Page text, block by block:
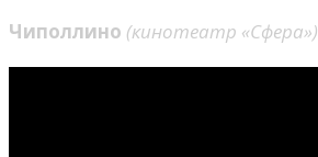
Чиполлино (кинотеатр «Сфера»)